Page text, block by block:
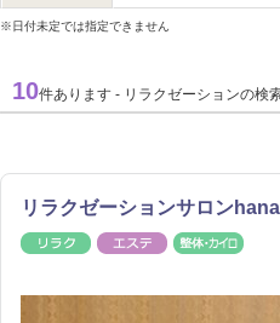
※日付未定では指定できません
10件あります - リラクゼーションの検
リラクゼーションサロン
リラク エステ